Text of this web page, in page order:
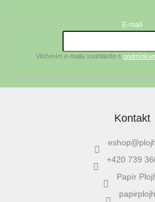
E-mail
Vložením e-mailu souhlasíte s
Kontakt
eshop@
+420 739
Papír